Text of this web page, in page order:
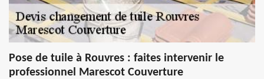
Pose de tuile à Rouvres : faites intervenir le
professionnel Marescot Couverture